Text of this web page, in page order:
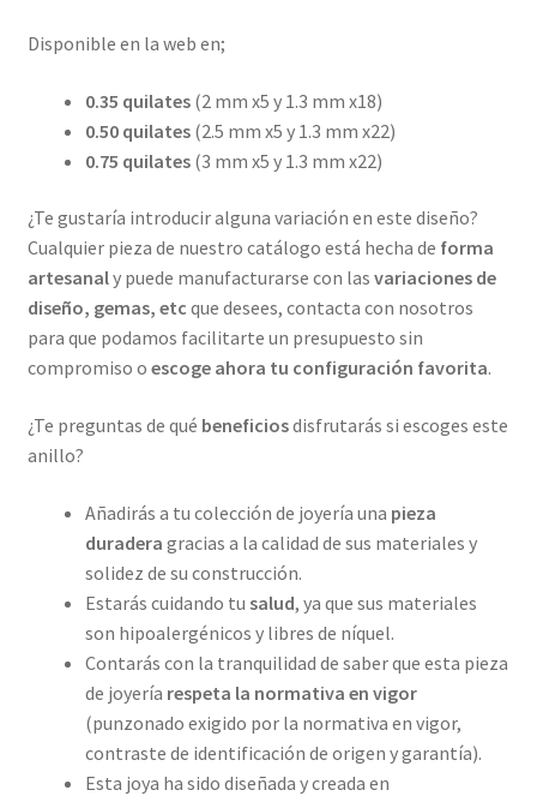
Disponible en la web en;
0.35 quilates (2 mm x5 y 1.3 mm x18)
0.50 quilates (2.5 mm x5 y 1.3 mm x22)
0.75 quilates (3 mm x5 y 1.3 mm x22)
¿Te gustaría introducir alguna variación en este diseño?
Cualquier pieza de nuestro catálogo está hecha de forma
artesanaly puede manufacturarse con las variaciones de
diseño, gemas, etc que desees, contacta con nosotros
para que podamos facilitarte un presupuesto sin
compromiso o escoge ahora tu configuración favorita.
¿Te preguntas de qué beneficiosdisfrutarás si escoges este
anillo?
Añadirás a tu colección de joyería una pieza
duradera gracias a la calidad de sus materiales y
solidez de su construcción.
Estarás cuidando tu salud, ya que sus materiales
son hipoalergénicos y libres de níquel.
Contarás con la tranquilidad de saber que esta pieza
de joyería respeta la normativa en vigor
(punzonado exigido por la normativa en vigor,
contraste de identificación de origen y garantía).
Esta joya ha sido diseñada y creada en